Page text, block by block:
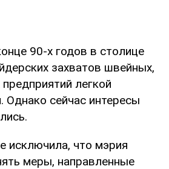
90-х годов в столице
захватов швейных,
легкой
сейчас интересы
исключила, что мэрия
меры, направленные